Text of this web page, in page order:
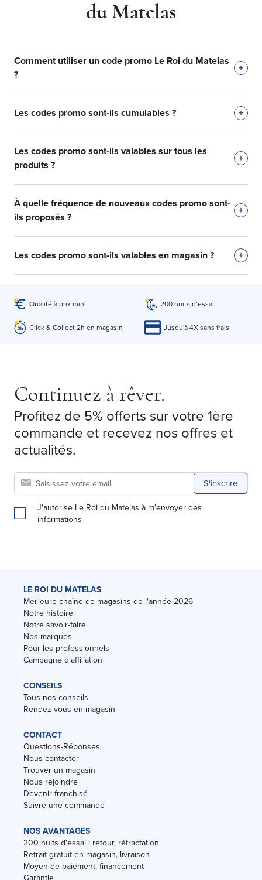
du Matelas
Comment utiliser un code promo Le Roi du Matelas
?
+
Les codes promo sont-ils cumulables ? +
Les codes promo sont-ils valables sur tous les
produits ?
+
À quelle fréquence de nouveaux codes promo sont-
ils proposés ?
+
Les codes promo sont-ils valables en magasin ? +
Qualité à prix mini 200 nuits d’essai
Click & Collect 2h en magasin Jusqu'à 4X sans frais
Continuez à rêver.
Profitez de 5% offerts sur votre 1ère
commande et recevez nos offres et
actualités.
S'inscrire
J'autorise Le Roi du Matelas à m'envoyer des
informations
LE ROI DU MATELAS
Meilleure chaîne de magasins de l'année 2026
Notre histoire
Notre savoir-faire
Nos marques
Pour les professionnels
Campagne d'affiliation
CONSEILS
Tous nos conseils
Rendez-vous en magasin
CONTACT
Questions-Réponses
Nous contacter
Trouver un magasin
Nous rejoindre
Devenir franchisé
Suivre une commande
NOS AVANTAGES
200 nuits d'essai : retour, rétractation
Retrait gratuit en magasin, livraison
Moyen de paiement, financement
Garantie